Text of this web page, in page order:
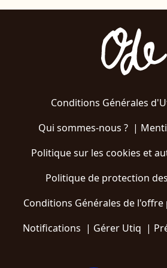
Conditions Générales
Qui sommes-nous ?|
Politique sur les cookies et
Politique de protection
Conditions Générales de
Notifications | Gérer Utiq |